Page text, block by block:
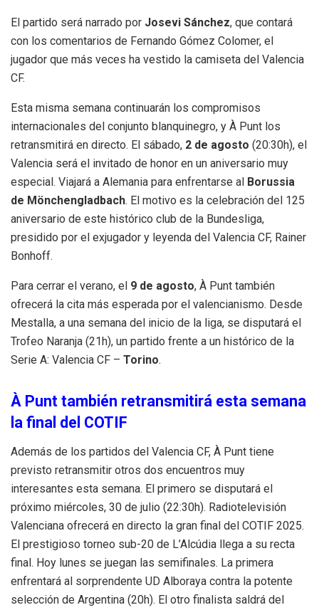
El partido será narrado por Josevi Sánchez, que contará
con los comentarios de Fernando Gómez Colomer, el
jugador que más veces ha vestido la camiseta del Valencia
CF.
Esta misma semana continuarán los compromisos
internacionales del conjunto blanquinegro, y À Punt los
retransmitirá en directo. El sábado, 2 de agosto (20:30h), el
Valencia será el invitado de honor en un aniversario muy
especial. Viajará a Alemania para enfrentarse al Borussia
de Mönchengladbach. El motivo es la celebración del 125
aniversario de este histórico club de la Bundesliga,
presidido por el exjugador y leyenda del Valencia CF, Rainer
Bonhoff.
Para cerrar el verano, el 9 de agosto, À Punt también
ofrecerá la cita más esperada por el valencianismo. Desde
Mestalla, a una semana del inicio de la liga, se disputará el
Trofeo Naranja (21h), un partido frente a un histórico de la
Serie A: Valencia CF – Torino.
À Punt también retransmitirá esta semana
la final del COTIF
Además de los partidos del Valencia CF, À Punt tiene
previsto retransmitir otros dos encuentros muy
interesantes esta semana. El primero se disputará el
próximo miércoles, 30 de julio (22:30h). Radiotelevisión
Valenciana ofrecerá en directo la gran final del COTIF 2025.
El prestigioso torneo sub-20 de L’Alcúdia llega a su recta
final. Hoy lunes se juegan las semifinales. La primera
enfrentará al sorprendente UD Alboraya contra la potente
selección de Argentina (20h). El otro finalista saldrá del